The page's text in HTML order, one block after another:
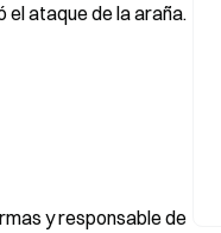
el ataque de la araña.
y responsable de